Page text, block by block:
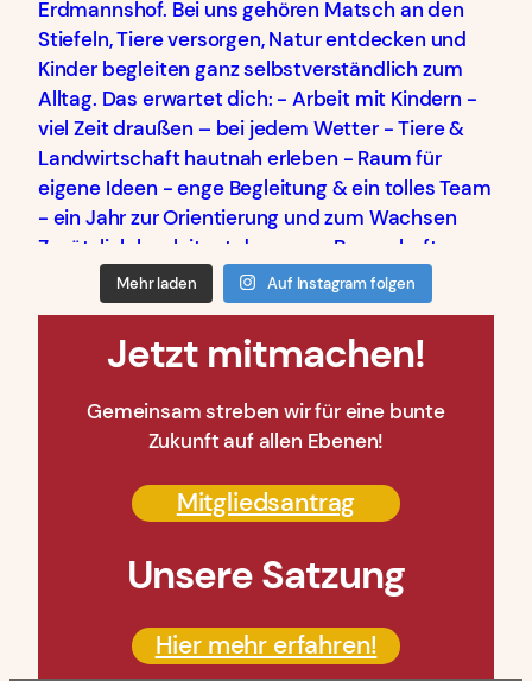
Mehr laden Auf Instagram folgen
Jetzt mitmachen!
Gemeinsam streben wir für eine bunte
Zukunft auf allen Ebenen!
Mitgliedsantrag
Unsere Satzung
Hier mehr erfahren!